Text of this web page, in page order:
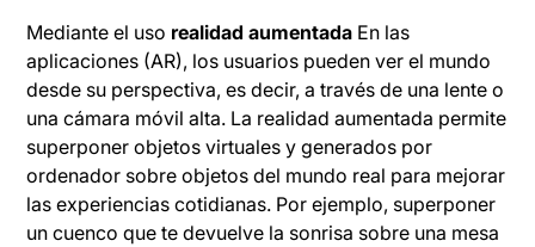
Mediante el uso realidad aumentada En las
aplicaciones (AR), los usuarios pueden ver el mundo
desde su perspectiva, es decir, a través de una lente o
una cámara móvil alta. La realidad aumentada permite
superponer objetos virtuales y generados por
ordenador sobre objetos del mundo real para mejorar
las experiencias cotidianas. Por ejemplo, superponer
un cuenco que te devuelve la sonrisa sobre una mesa